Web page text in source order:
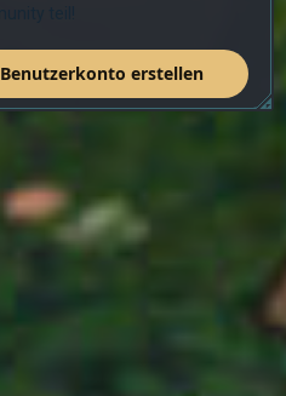
Benutzerkonto erstellen